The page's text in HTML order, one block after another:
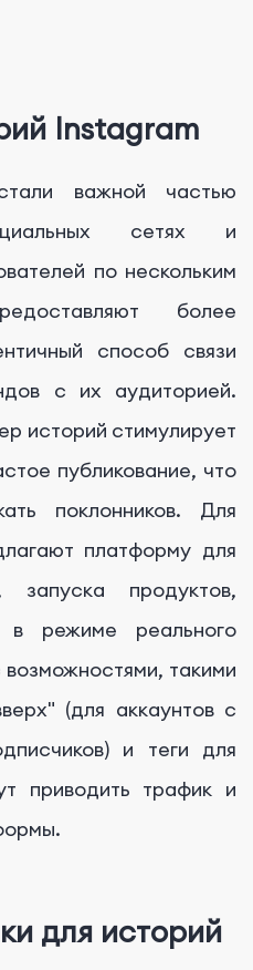
Instagram
важной частью
сетях и
по нескольким
более
способ связи
с их аудиторией.
историй стимулирует
публикование, что
поклонников. Для
платформу для
запуска продуктов,
режиме реального
такими
(для аккаунтов с
и теги для
приводить трафик и
для историй